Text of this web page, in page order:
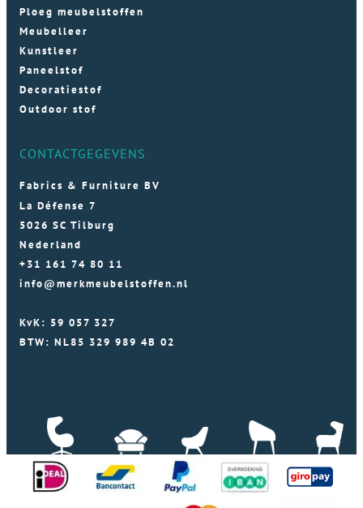
Ploeg meubelstoffen
Meubelleer
Kunstleer
Paneelstof
Decoratiestof
Outdoor stof
CONTACTGEGEVENS
Fabrics & Furniture BV
La Défense 7
5026 SC Tilburg
Nederland
+31 161 74 80 11
info@merkmeubelstoffen.nl
KvK: 59 057 327
BTW: NL85 329 989 4B 02